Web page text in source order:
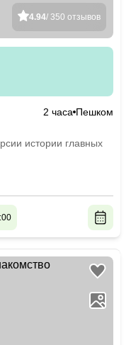
4.94/ 350 отзывов
2 часа Пешком
истории главных